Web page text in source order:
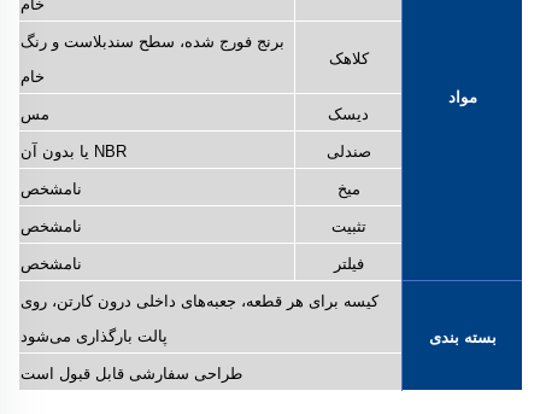
مواد
خام
کلاهک
برنج فورج شده، سطح سندبلاست و رنگ
خام
دیسک مس
صندلی NBR یا بدون آن
میخ نامشخص
تثبیت نامشخص
فیلتر نامشخص
‫بسته بندی‬
کیسه برای هر قطعه، جعبه‌های داخلی درون کارتن، روی
پالت بارگذاری می‌شود
طراحی سفارشی قابل قبول است